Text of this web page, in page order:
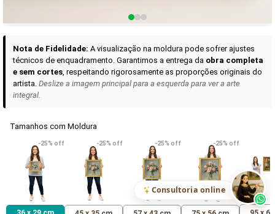
VER DETALHES
Madona de Loreto
R$ 538,42
VER DETALHES
Narciso- caravaggio
R$ 365,92
VER
Maria
uma Rosa
R$ 365,92
Consultoria online
Nota de Fidelidade: A visualização na moldura pode sofrer ajustes
técnicos de enquadramento. Garantimos a entrega da obra completa
e sem cortes, respeitando rigorosamente as proporções originais do
artista. Deslize a imagem principal para a esquerda para ver a arte
integral.
Tamanhos com Moldura
-25% off -25% off -25% off -25% off